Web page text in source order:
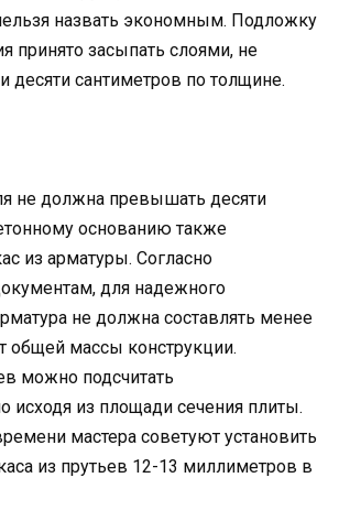
назвать экономным. Подложку
принято засыпать слоями, не
сантиметров по толщине.
не должна превышать десяти
основанию также
из арматуры. Согласно
для надежного
не должна составлять менее
общей массы конструкции.
можно подсчитать
исходя из площади сечения плиты.
мастера советуют установить
из прутьев 12-13 миллиметров в